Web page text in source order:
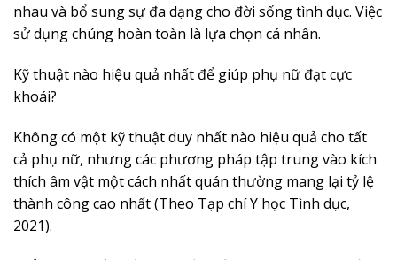
nhau và bổ sung sự đa dạng cho đời sống tình dục. Việc
sử dụng chúng hoàn toàn là lựa chọn cá nhân.
Kỹ thuật nào hiệu quả nhất để giúp phụ nữ đạt cực
khoái?
Không có một kỹ thuật duy nhất nào hiệu quả cho tất
cả phụ nữ, nhưng các phương pháp tập trung vào kích
thích âm vật một cách nhất quán thường mang lại tỷ lệ
thành công cao nhất (Theo Tạp chí Y học Tình dục,
2021).